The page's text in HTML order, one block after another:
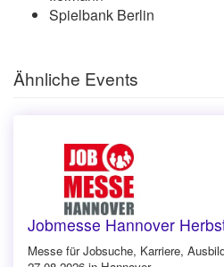
Spielbank Berlin
Ähnliche Events
Jobmesse Hannover
Messe für Jobsuche, Karriere,